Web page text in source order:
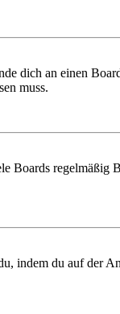
dich an einen
muss.
Boards regelmäßig
indem du auf der